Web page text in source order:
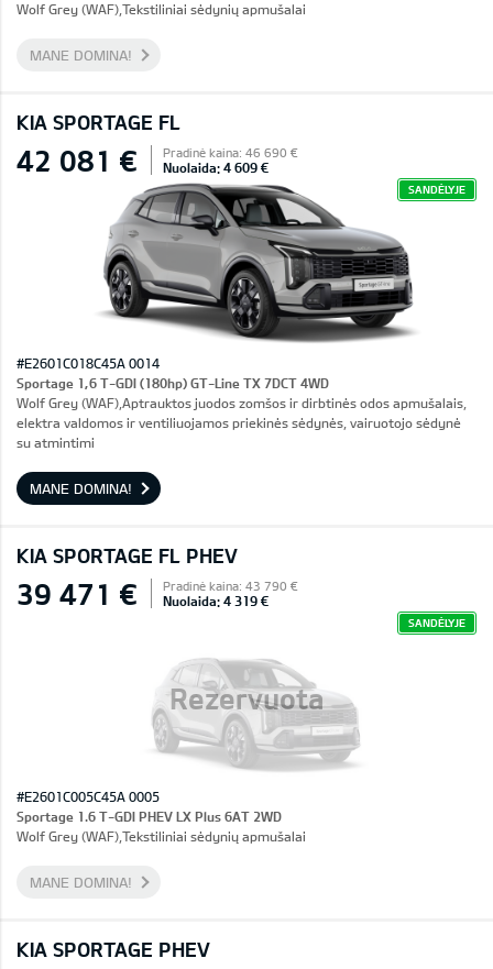
Wolf Grey (WAF),Tekstiliniai sėdynių apmušalai
MANE DOMINA!
KIA SPORTAGE FL
42 081 € Pradinė kaina: 46 690 €
Nuolaida: 4 609 €
SANDĖLYJE
#E2601C018C45A 0014
Sportage 1,6 T-GDI (180hp) GT-Line TX 7DCT 4WD
Wolf Grey (WAF),Aptrauktos juodos zomšos ir dirbtinės odos apmušalais,
elektra valdomos ir ventiliuojamos priekinės sėdynės, vairuotojo sėdynė
su atmintimi
MANE DOMINA!
KIA SPORTAGE FL PHEV
Rezervuota
39 471 € Pradinė kaina: 43 790 €
Nuolaida: 4 319 €
SANDĖLYJE
#E2601C005C45A 0005
Sportage 1.6 T-GDI PHEV LX Plus 6AT 2WD
Wolf Grey (WAF),Tekstiliniai sėdynių apmušalai
MANE DOMINA!
KIA SPORTAGE PHEV